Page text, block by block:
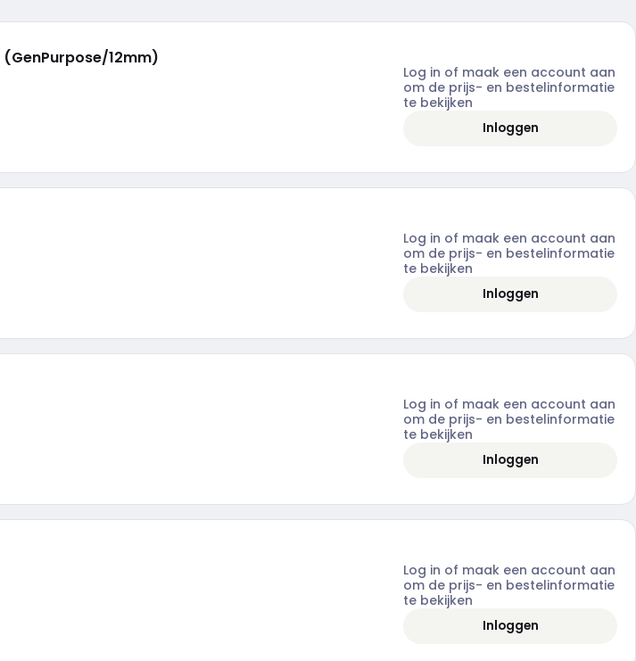
12mm)
Log in of maak een account aan
om de prijs- en bestelinformatie
te bekijken
Inloggen
Log in of maak een account aan
om de prijs- en bestelinformatie
te bekijken
Inloggen
Log in of maak een account aan
om de prijs- en bestelinformatie
te bekijken
Inloggen
Log in of maak een account aan
om de prijs- en bestelinformatie
te bekijken
Inloggen